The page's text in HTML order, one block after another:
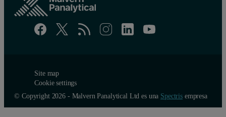
Site map
Cookie settings
© Copyright 2026 - Malvern Panalytical Ltd es una Spectrisempresa